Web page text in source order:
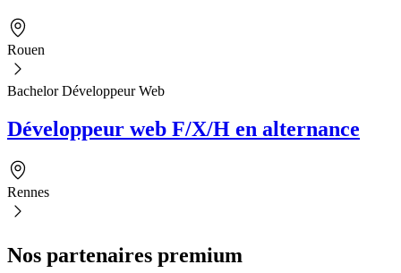
Rouen
Bachelor Développeur Web
Développeur web F/X/H en alternance
Rennes
Nos partenaires premium